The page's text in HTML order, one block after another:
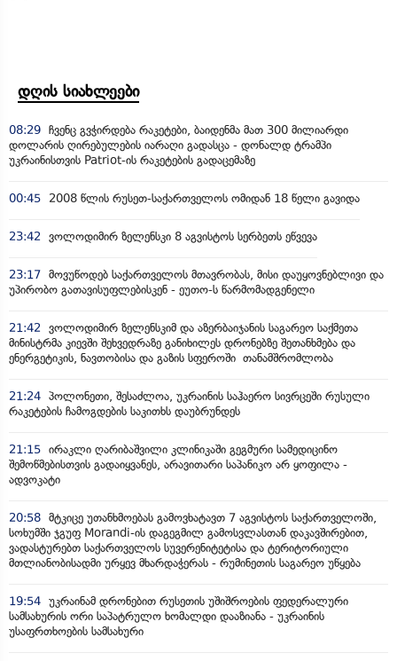
დღის სიახლეები
08:29 ჩვენც გვჭირდება რაკეტები, ბაიდენმა მათ 300 მილიარდი
დოლარის ღირებულების იარაღი გადასცა - დონალდ ტრამპი
უკრაინისთვის Patriot-ის რაკეტების გადაცემაზე
00:45 2008 წლის რუსეთ-საქართველოს ომიდან 18 წელი გავიდა
23:42 ვოლოდიმირ ზელენსკი 8 აგვისტოს სერბეთს ეწვევა
23:17 მოვუწოდებ საქართველოს მთავრობას, მისი დაუყოვნებლივი და
უპირობო გათავისუფლებისკენ - ეუთო-ს წარმომადგენელი
21:42
ვოლოდიმირ ზელენსკიმ და აზერბაიჯანის საგარეო საქმეთა
მინისტრმა კიევში შეხვედრაზე განიხილეს დრონებზე შეთანხმება და
ენერგეტიკის, ნავთობისა და გაზის სფეროში თანამშრომლობა
21:24 პოლონეთი, შესაძლოა, უკრაინის საჰაერო სივრცეში რუსული
რაკეტების ჩამოგდების საკითხს დაუბრუნდეს
21:15 ირაკლი ღარიბაშვილი კლინიკაში გეგმური სამედიცინო
შემოწმებისთვის გადაიყვანეს, არავითარი საპანიკო არ ყოფილა -
ადვოკატი
20:58 მტკიცე უთანხმოებას გამოვხატავთ 7 აგვისტოს საქართველოში,
სოხუმში ჯგუფ Morandi-ის დაგეგმილ გამოსვლასთან დაკავშირებით,
ვადასტურებთ საქართველოს სუვერენიტეტისა და ტერიტორიული
მთლიანობისადმი ურყევ მხარდაჭერას - რუმინეთის საგარეო უწყება
19:54 უკრაინამ დრონებით რუსეთის უშიშროების ფედერალური
სამსახურის ორი საპატრულო ხომალდი დააზიანა - უკრაინის
უსაფრთხოების სამსახური